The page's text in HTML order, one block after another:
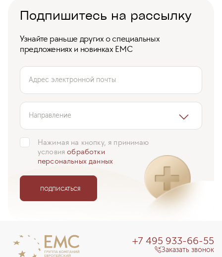
Подпишитесь на рассылку
Узнайте раньше других о специальных
предложениях и новинках ЕМС
Адрес электронной почты
Направление
Нажимая на кнопку, я принимаю
условияобработки
персональных данных
ПОДПИСАТЬСЯ
+7 495 933-66-55
Заказать звонок